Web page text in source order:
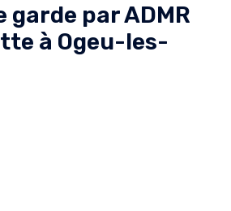
garde par ADMR
à Ogeu-les-